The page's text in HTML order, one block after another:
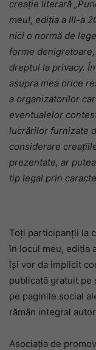
creație literară
meu!, ediția a III-a
nici o normă de
forme
dreptul la privacy.
asupra mea orice
a organizatorilor
eventualelor
lucrărilor furnizate
considerare
prezentate, ar
tip legal prin
Toți participanții la
în locul meu, ediția
își vor da implicit
publicată gratuit pe
pe paginile social
rămân integral
Asociația de